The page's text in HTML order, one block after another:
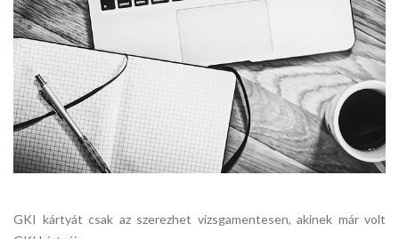
GKI kártyát csak az szerezhet vizsgamentesen, akinek már volt